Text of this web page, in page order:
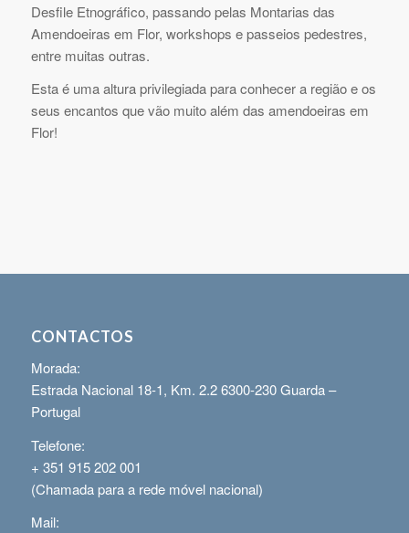
Desfile Etnográfico, passando pelas Montarias das
Amendoeiras em Flor, workshops e passeios pedestres,
entre muitas outras.
Esta é uma altura privilegiada para conhecer a região e os
seus encantos que vão muito além das amendoeiras em
Flor!
CONTACTOS
Morada:
Estrada Nacional 18-1, Km. 2.2 6300-230 Guarda –
Portugal
Telefone:
+ 351 915 202 001
(Chamada para a rede móvel nacional)
Mail: